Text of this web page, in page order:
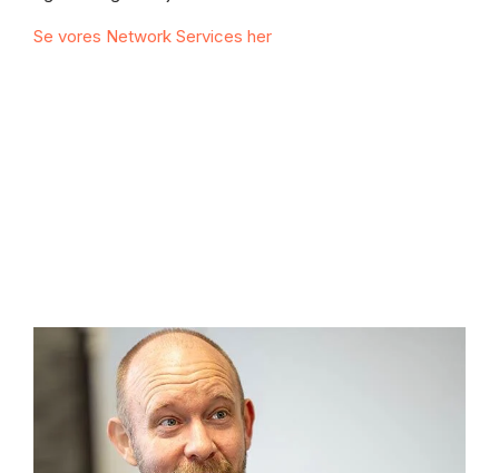
Se vores Network Services her